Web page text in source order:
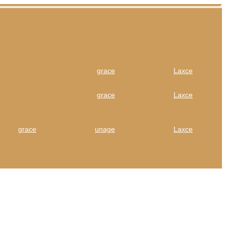
grace Laxce
grace Laxce
grace unage Laxce